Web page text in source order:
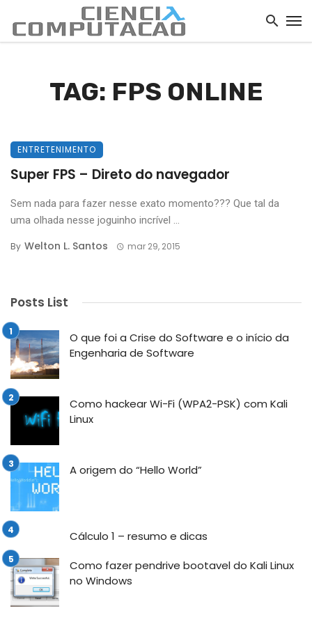
TAG: FPS ONLINE
ENTRETENIMENTO
Super FPS – Direto do navegador
Sem nada para fazer nesse exato momento??? Que tal da
uma olhada nesse joguinho incrível ...
By Welton L. Santos mar 29, 2015
Posts List
O que foi a Crise do Software e o início da
Engenharia de Software
Como hackear Wi-Fi (WPA2-PSK) com Kali
Linux
A origem do “Hello World”
Cálculo 1 – resumo e dicas
Como fazer pendrive bootavel do Kali Linux
no Windows